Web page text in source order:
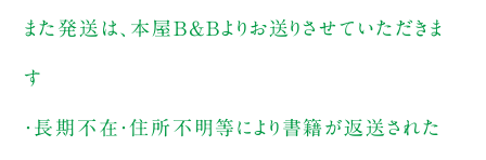
また発送は、本屋B&Bよりお送りさせていただきま
す
・長期不在・住所不明等により書籍が返送された